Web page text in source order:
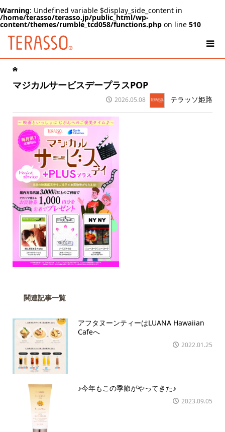
Warning: Undefined variable $display_side_content in
/home/terasso/terasso.jp/public_html/wp-
content/themes/rumble_tcd058/functions.php on line 510
マジカルサービスデープラスPOP
2026.05.08 テラッソ姫路
関連記事一覧
アフタヌーンティーはLUANA Hawaiian
Cafeへ
2022.01.25
♪今年もこの季節がやってきた♪
2023.09.05